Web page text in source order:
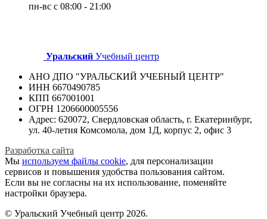
пн-вс с 08:00 - 21:00
Уральский Учебный центр
АНО ДПО "УРАЛЬСКИЙ УЧЕБНЫЙ ЦЕНТР"
ИНН 6670490785
КПП 667001001
ОГРН 1206600005556
Адрес: 620072, Свердловская область, г. Екатеринбург,
ул. 40-летия Комсомола, дом 1Д, корпус 2, офис 3
Разработка сайта
Мы используем файлы cookie, для персонализации
сервисов и повышения удобства пользования сайтом.
Если вы не согласны на их использование, поменяйте
настройки браузера.
© Уральский Учебный центр 2026.